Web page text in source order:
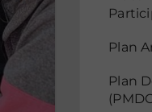
Plan
Plan